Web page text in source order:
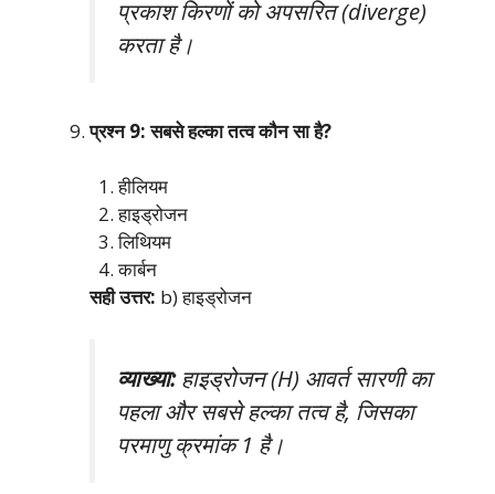
प्रकाश किरणों को अपसरित (diverge)
करता है।
प्रश्न 9: सबसे हल्का तत्व कौन सा है?
हीलियम
हाइड्रोजन
लिथियम
कार्बन
सही उत्तर: b) हाइड्रोजन
व्याख्या:हाइड्रोजन (H) आवर्त सारणी का
पहला और सबसे हल्का तत्व है, जिसका
परमाणु क्रमांक 1 है।